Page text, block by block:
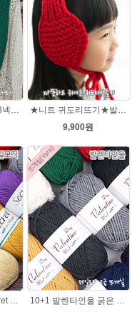
9,900원
10+1 시크릿울(Secret Wool) 제일모직 뜨개실 목도리뜨기 모자털실
10+1 발렌타인울 굵은 뜨개실/뜨개질실/손뜨개실/목도리털실/제일모직뜨개실